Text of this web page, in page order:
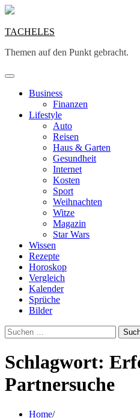
Skip
content
TACHELES
Themen auf den Punkt gebracht.
Business
Finanzen
Lifestyle
Auto
Reisen
Haus & Garten
Gesundheit
Internet
Kosten
Sport
Weihnachten
Witze
Magazin
Star Wars
Wissen
Rezepte
Horoskop
Vergleich
Kalender
Sprüche
Bilder
Suchen
nach:
Schlagwort:
Partnersuche
Home